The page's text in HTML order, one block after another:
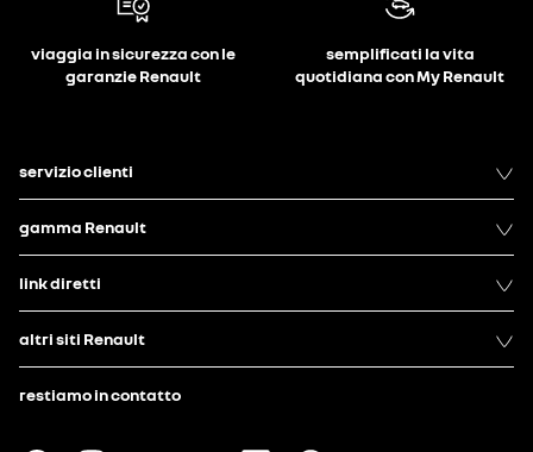
viaggia in sicurezza con le
garanzie Renault
semplificati la vita
quotidiana con My Renault
servizio clienti
gamma Renault
link diretti
altri siti Renault
restiamo in contatto